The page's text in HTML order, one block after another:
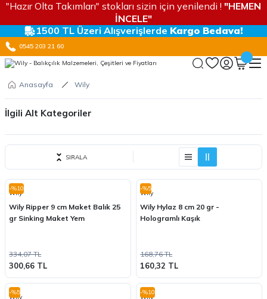
"Hazır Olta Takımları" stokları sizin için yenilendi ! "HEMEN
İNCELE"
1500 TL Üzeri Alışverişlerde Kargo Bedava!
0545 203 21 60
Anasayfa Wily
İlgili Alt Kategoriler
LRF ÖZEL
MAKET YEMLER
SIRALA
-%10
Wily
Wily Ripper 9 cm Maket Balık 25
gr Sinking Maket Yem
334,07 TL
300,66 TL
-%5
Wily
Wily Hylaz 8 cm 20 gr -
Hologramlı Kaşık
168,76 TL
160,32 TL
-%5
Wily
-%10
Wily